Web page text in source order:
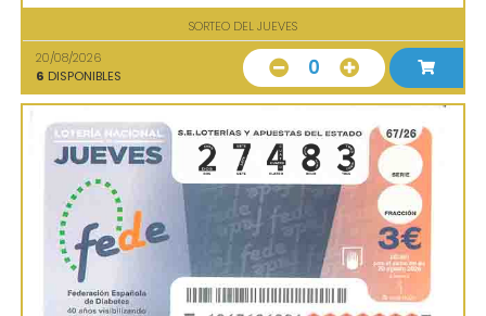
SORTEO DEL JUEVES
20/08/2026
6 DISPONIBLES 0